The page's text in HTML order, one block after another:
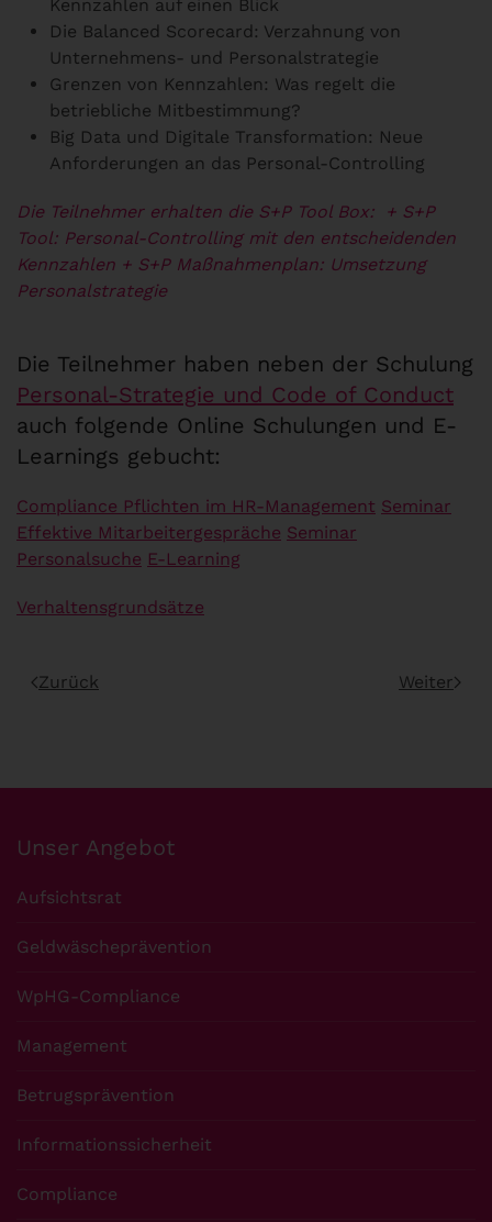
Kennzahlen auf einen Blick
Die Balanced Scorecard: Verzahnung von
Unternehmens- und Personalstrategie
Grenzen von Kennzahlen: Was regelt die
betriebliche Mitbestimmung?
Big Data und Digitale Transformation: Neue
Anforderungen an das Personal-Controlling
Die Teilnehmer erhalten die S+P Tool Box:
+ S+P
Tool: Personal-Controlling mit den entscheidenden
Kennzahlen + S+P Maßnahmenplan: Umsetzung
Personalstrategie
Die Teilnehmer haben neben der Schulung
Personal-Strategie und Code of Conduct
auch folgende Online Schulungen und E-
Learnings gebucht:
Compliance Pflichten im HR-Management Seminar
Effektive Mitarbeitergespräche Seminar
Personalsuche E-Learning
Verhaltensgrundsätze
Zurück Weiter
Unser Angebot
Aufsichtsrat
Geldwäscheprävention
WpHG-Compliance
Management
Betrugsprävention
Informationssicherheit
Compliance